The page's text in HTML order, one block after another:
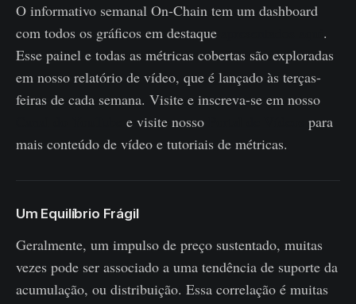
O informativo semanal On-Chain tem um dashboard
com todos os gráficos em destaque
.
Esse painel e todas as métricas cobertas são exploradas
em nosso relatório de vídeo, que é lançado às terças-
feiras de cada semana. Visite e inscreva-se em nosso
e visite nosso
para
mais conteúdo de vídeo e tutoriais de métricas.
Um Equilíbrio Frágil
Geralmente, um impulso de preço sustentado, muitas
vezes pode ser associado a uma tendência de suporte da
acumulação, ou distribuição. Essa correlação é muitas